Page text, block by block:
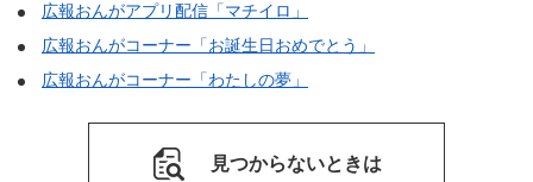
広報おんがアプリ配信「マチイロ」
広報おんがコーナー「お誕生日おめでとう」
広報おんがコーナー「わたしの夢」
見つからないときは